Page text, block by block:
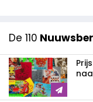
De 110